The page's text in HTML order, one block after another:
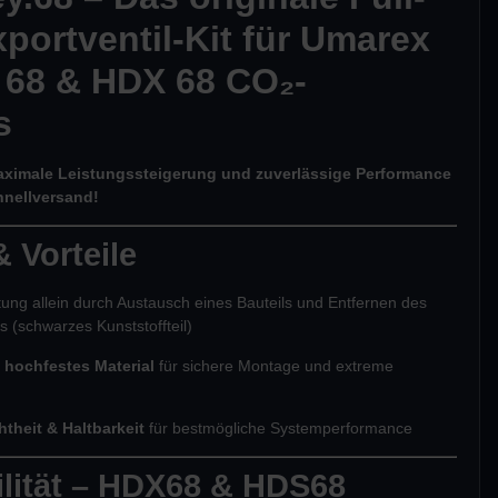
Kit für Umarex
& HDX 68 CO₂-
Leistungssteigerung und zuverlässige Performance
Vorteile
allein durch Austausch eines Bauteils und Entfernen des
(schwarzes Kunststoffteil)
Material für sichere Montage und extreme
& Haltbarkeit für bestmögliche Systemperformance
– HDX68 & HDS68